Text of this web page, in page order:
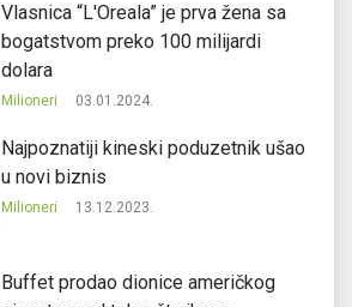
Vlasnica “L'Oreala” je prva žena sa
bogatstvom preko 100 milijardi
dolara
Milioneri 03.01.2024.
Najpoznatiji kineski poduzetnik ušao
u novi biznis
Milioneri 13.12.2023.
Buffet prodao dionice američkog